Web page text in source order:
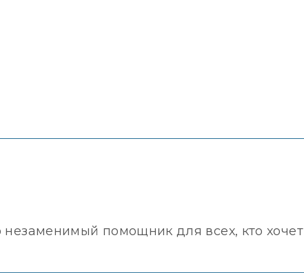
помощник для всех, кто хочет